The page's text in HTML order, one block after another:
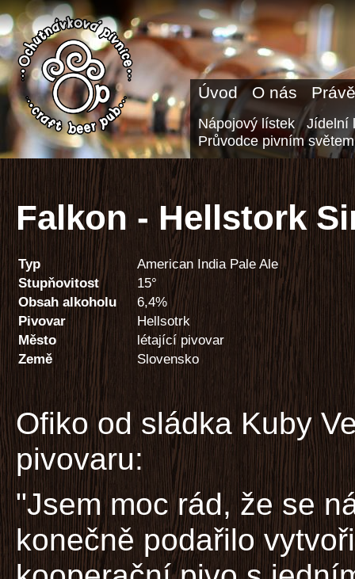
Úvod O nás
Nápojový lístek
Jídelní
Průvodce pivním světem
Falkon - Hellstork
Typ
American India Pale Ale
Stupňovitost
15°
Obsah alkoholu
6,4%
Pivovar
Hellsotrk
Město
létající pivovar
Země
Slovensko
Ofiko od sládka Kuby
pivovaru:
"Jsem moc rád, že se
konečně podařilo